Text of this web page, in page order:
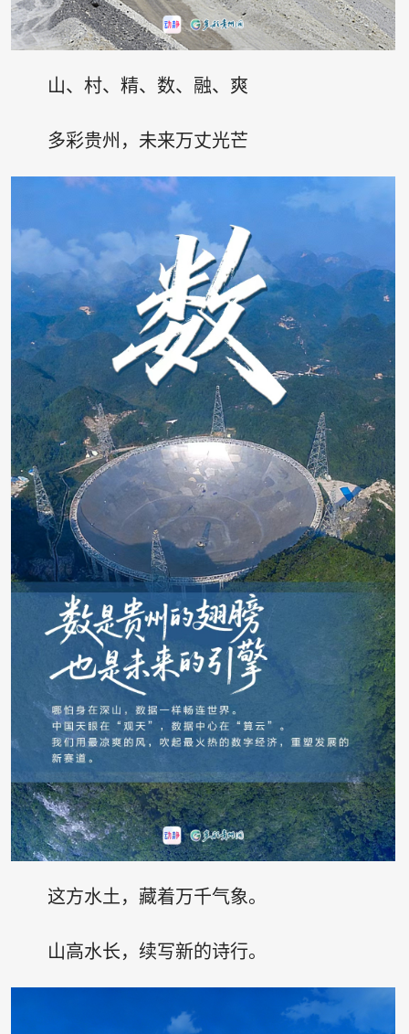
山、村、精、数、融、爽
多彩贵州，未来万丈光芒
这方水土，藏着万千气象。
山高水长，续写新的诗行。